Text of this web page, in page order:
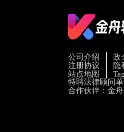
公司介绍 政
注册协议
隐
站点地图
特聘法律顾问
合作伙伴： 金